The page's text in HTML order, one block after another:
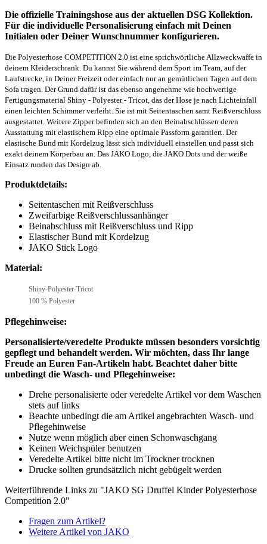
Die offizielle Trainingshose aus der aktuellen DSG Kollektion.
Für die individuelle Personalisierung einfach mit Deinen
Initialen oder Deiner Wunschnummer konfigurieren.
Die Polyesterhose COMPETITION 2.0 ist eine sprichwörtliche Allzweckwaffe in
deinem Kleiderschrank. Du kannst Sie während dem Sport im Team, auf der
Laufstrecke, in Deiner Freizeit oder einfach nur an gemütlichen Tagen auf dem
Sofa tragen. Der Grund dafür ist das ebenso angenehme wie hochwertige
Fertigungsmaterial Shiny - Polyester - Tricot, das der Hose je nach Lichteinfall
einen leichten Schimmer verleiht. Sie ist mit Seitentaschen samt Reißverschluss
ausgestattet. Weitere Zipper befinden sich an den Beinabschlüssen deren
Ausstattung mit elastischem Ripp eine optimale Passform garantiert. Der
elastische Bund mit Kordelzug lässt sich individuell einstellen und passt sich
exakt deinem Körperbau an. Das JAKO Logo, die JAKO Dots und der weiße
Einsatz runden das Design ab.
Produktdetails:
Seitentaschen mit Reißverschluss
Zweifarbige Reißverschlussanhänger
Beinabschluss mit Reißverschluss und Ripp
Elastischer Bund mit Kordelzug
JAKO Stick Logo
Material:
Shiny-Polyester-Tricot
100 % Polyester
Pflegehinweise:
Personalisierte/veredelte Produkte müssen besonders vorsichtig
gepflegt und behandelt werden. Wir möchten, dass Ihr lange
Freude an Euren Fan-Artikeln habt. Beachtet daher bitte
unbedingt die Wasch- und Pflegehinweise:
Drehe personalisierte oder veredelte Artikel vor dem Waschen
stets auf links
Beachte unbedingt die am Artikel angebrachten Wasch- und
Pflegehinweise
Nutze wenn möglich aber einen Schonwaschgang
Keinen Weichspüler benutzen
Veredelte Artikel bitte nicht im Trockner trocknen
Drucke sollten grundsätzlich nicht gebügelt werden
Weiterführende Links zu "JAKO SG Druffel Kinder Polyesterhose
Competition 2.0"
Fragen zum Artikel?
Weitere Artikel von JAKO